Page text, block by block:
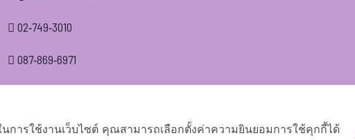
02-749-3010
087-869-6971
การใช้งานเว็บไซต์ คุณสามารถเลือกตั้งค่าความยินยอมการใช้คุกกี้ได้